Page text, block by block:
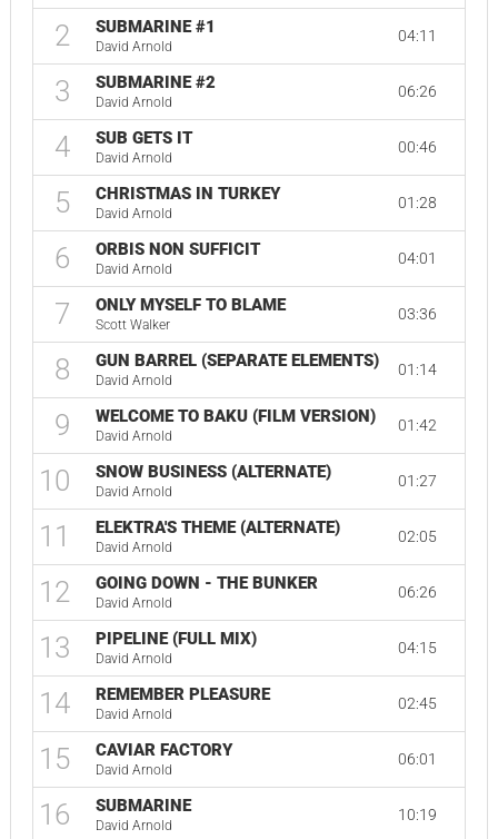
2 SUBMARINE #1
David Arnold
04:11
3 SUBMARINE #2
David Arnold
06:26
4 SUB GETS IT
David Arnold
00:46
5 CHRISTMAS IN TURKEY
David Arnold
01:28
6 ORBIS NON SUFFICIT
David Arnold
04:01
7 ONLY MYSELF TO BLAME
Scott Walker
03:36
8 GUN BARREL (SEPARATE ELEMENTS)
David Arnold
01:14
9 WELCOME TO BAKU (FILM VERSION)
David Arnold
01:42
10 SNOW BUSINESS (ALTERNATE)
David Arnold
01:27
11 ELEKTRA'S THEME (ALTERNATE)
David Arnold
02:05
12 GOING DOWN - THE BUNKER
David Arnold
06:26
13 PIPELINE (FULL MIX)
David Arnold
04:15
14 REMEMBER PLEASURE
David Arnold
02:45
15 CAVIAR FACTORY
David Arnold
06:01
16 SUBMARINE
David Arnold
10:19